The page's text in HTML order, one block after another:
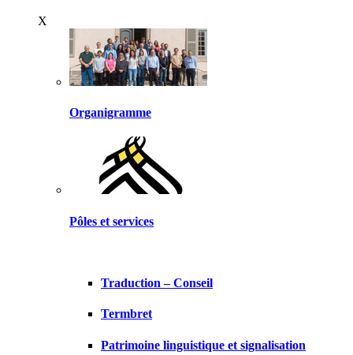
X
Organigramme
Pôles et services
Traduction – Conseil
Termbret
Patrimoine linguistique et signalisation